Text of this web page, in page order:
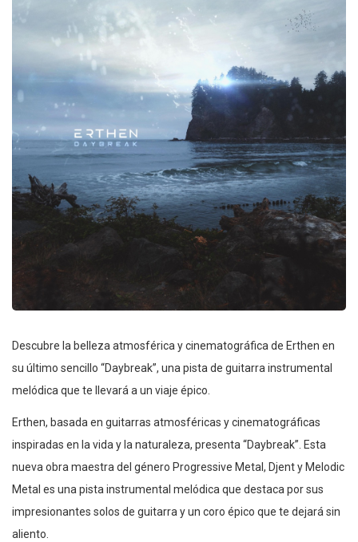
Descubre la belleza atmosférica y cinematográfica de Erthen en
su último sencillo “Daybreak”, una pista de guitarra instrumental
melódica que te llevará a un viaje épico.
Erthen, basada en guitarras atmosféricas y cinematográficas
inspiradas en la vida y la naturaleza, presenta “Daybreak”. Esta
nueva obra maestra del género Progressive Metal, Djent y Melodic
Metal es una pista instrumental melódica que destaca por sus
impresionantes solos de guitarra y un coro épico que te dejará sin
aliento.